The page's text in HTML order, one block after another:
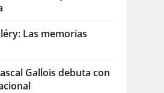
Las memorias
Gallois debuta con